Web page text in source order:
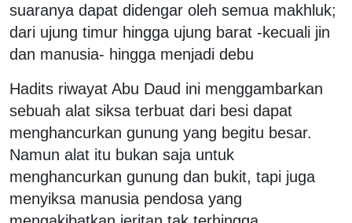
suaranya dapat didengar oleh semua makhluk;
dari ujung timur hingga ujung barat -kecuali jin
dan manusia- hingga menjadi debu
Hadits riwayat Abu Daud ini menggambarkan
sebuah alat siksa terbuat dari besi dapat
menghancurkan gunung yang begitu besar.
Namun alat itu bukan saja untuk
menghancurkan gunung dan bukit, tapi juga
menyiksa manusia pendosa yang